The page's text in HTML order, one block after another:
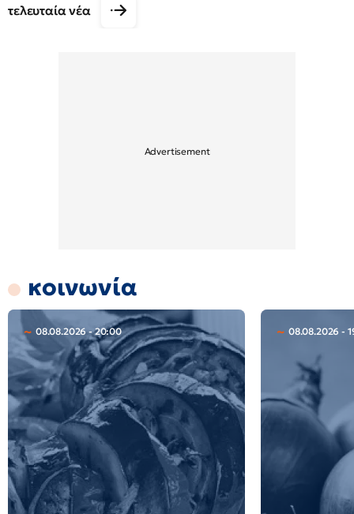
τελευταία νέα
κοινωνία
08.08.2026 - 20:00 08.08.2026 -